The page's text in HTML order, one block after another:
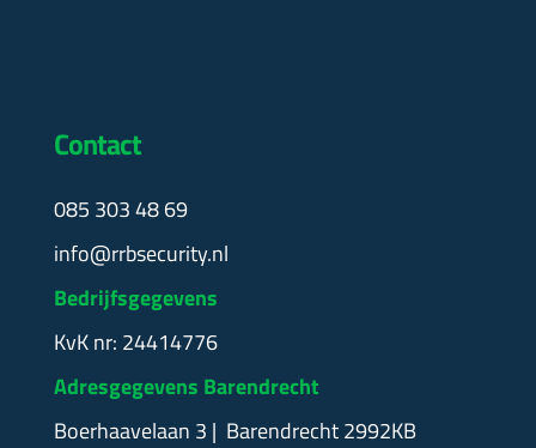
Contact
085 303 48 69
info@rrbsecurity.nl
Bedrijfsgegevens
KvK nr: 24414776
Adresgegevens Barendrecht
Boerhaavelaan 3 | Barendrecht 2992KB